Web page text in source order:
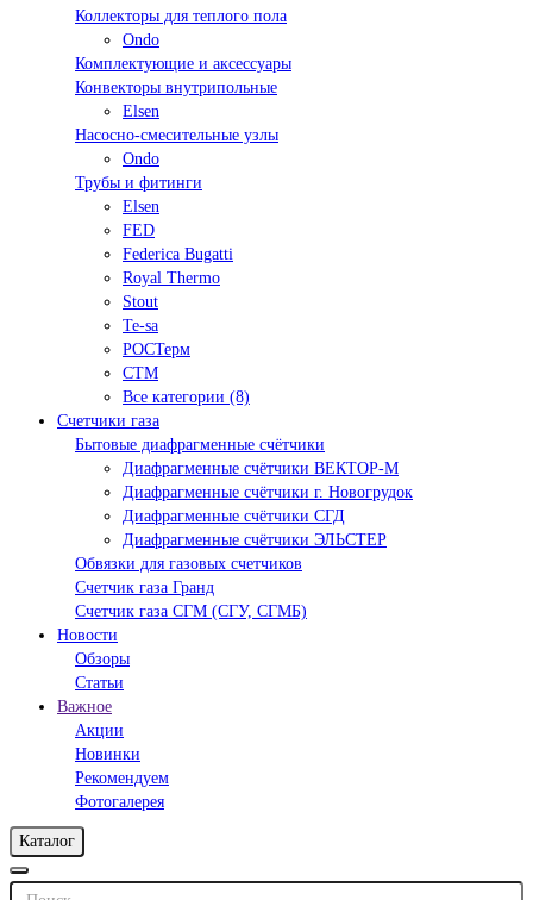
Коллекторы для теплого пола
Ondo
Комплектующие и аксессуары
Конвекторы внутрипольные
Elsen
Насосно-смесительные узлы
Ondo
Трубы и фитинги
Elsen
FED
Federica Bugatti
Royal Thermo
Stout
Te-sa
РОСТерм
СТМ
Все категории (8)
Счетчики газа
Бытовые диафрагменные счётчики
Диафрагменные счётчики ВЕКТОР-М
Диафрагменные счётчики г. Новогрудок
Диафрагменные счётчики СГД
Диафрагменные счётчики ЭЛЬСТЕР
Обвязки для газовых счетчиков
Счетчик газа Гранд
Счетчик газа СГМ (СГУ, СГМБ)
Новости
Обзоры
Статьи
Важное
Акции
Новинки
Рекомендуем
Фотогалерея
Каталог